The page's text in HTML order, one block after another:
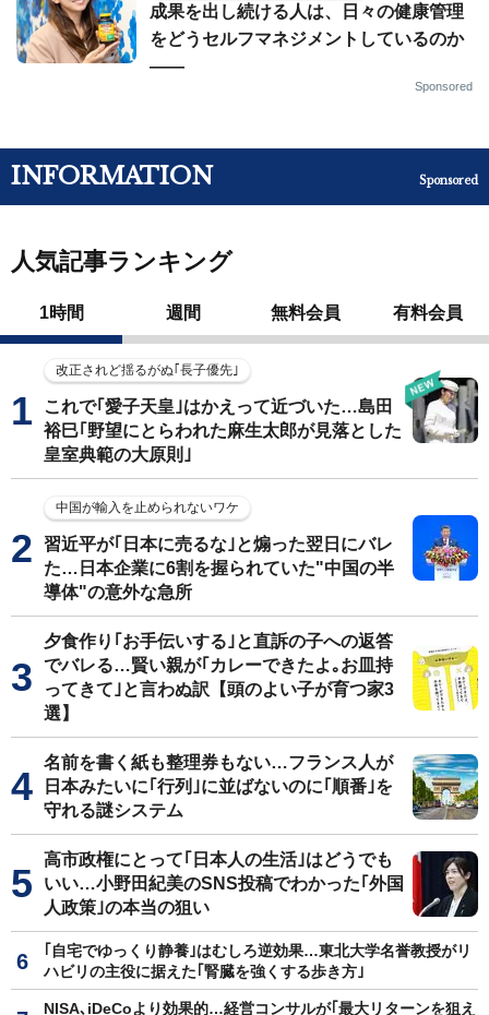
成果を出し続ける人は、日々の健康管理
をどうセルフマネジメントしているのか
——
Sponsored
INFORMATION Sponsored
人気記事ランキング
1時間 週間 無料会員 有料会員
改正されど揺るがぬ｢長子優先｣
これで｢愛子天皇｣はかえって近づいた…島田
裕巳｢野望にとらわれた麻生太郎が見落とした
皇室典範の大原則｣
中国が輸入を止められないワケ
習近平が｢日本に売るな｣と煽った翌日にバレ
た…日本企業に6割を握られていた"中国の半
導体"の意外な急所
夕食作り｢お手伝いする｣と直訴の子への返答
でバレる…賢い親が｢カレーできたよ｡お皿持
ってきて｣と言わぬ訳【頭のよい子が育つ家3
選】
名前を書く紙も整理券もない…フランス人が
日本みたいに｢行列｣に並ばないのに｢順番｣を
守れる謎システム
高市政権にとって｢日本人の生活｣はどうでも
いい…小野田紀美のSNS投稿でわかった｢外国
人政策｣の本当の狙い
｢自宅でゆっくり静養｣はむしろ逆効果…東北大学名誉教授がリ
ハビリの主役に据えた｢腎臓を強くする歩き方｣
NISA､iDeCoより効果的…経営コンサルが｢最大リターンを狙え